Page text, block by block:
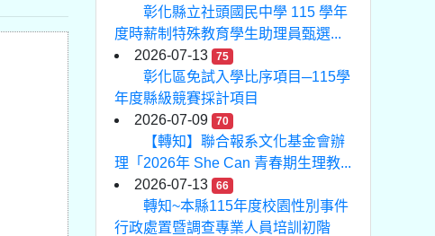
彰化縣立社頭國民中學 115 學年
度時薪制特殊教育學生助理員甄選...
2026-07-13
75
彰化區免試入學比序項目─115學
年度縣級競賽採計項目
2026-07-09
70
【轉知】聯合報系文化基金會辦
理「2026年 She Can 青春期生理教...
2026-07-13
66
轉知~本縣115年度校園性別事件
行政處置暨調查專業人員培訓初階